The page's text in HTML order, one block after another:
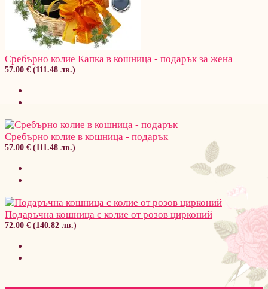
Сребърно колие Капка в кошница - подарък за жена
57.00 € (111.48 лв.)
Сребърно колие в кошница - подарък
57.00 € (111.48 лв.)
Подаръчна кошница с колие от розов цирконий
72.00 € (140.82 лв.)